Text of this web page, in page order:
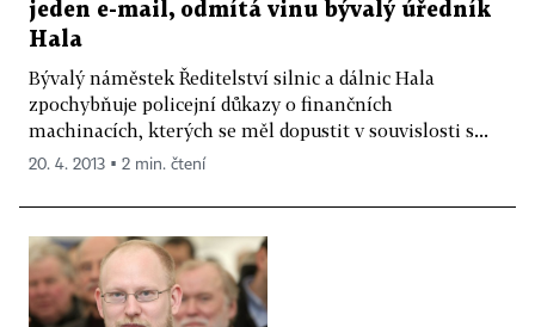
jeden e-mail, odmítá vinu bývalý úředník
Hala
Bývalý náměstek Ředitelství silnic a dálnic Hala
zpochybňuje policejní důkazy o finančních
machinacích, kterých se měl dopustit v souvislosti s...
20. 4. 2013 ▪ 2 min. čtení